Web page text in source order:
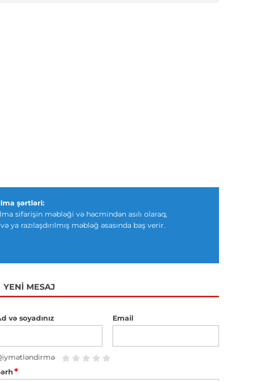
şərtləri:
sifarişin məbləği və həcmindən asılı olaraq,
ya razılaşdırılmış məbləğ əsasında baş verir.
YENI MESAJ
və soyadınız Email
*